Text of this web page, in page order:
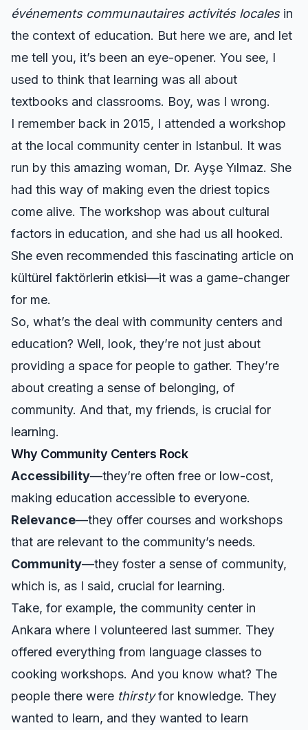
événements communautaires activités localesin
the context of education. But here we are, and let
me tell you, it’s been an eye-opener. You see, I
used to think that learning was all about
textbooks and classrooms. Boy, was I wrong.
I remember back in 2015, I attended a workshop
at the local community center in Istanbul. It was
run by this amazing woman, Dr. Ayşe Yılmaz. She
had this way of making even the driest topics
come alive. The workshop was about cultural
factors in education, and she had us all hooked.
She even recommended this fascinating article on
kültürel faktörlerin etkisi—it was a game-changer
for me.
So, what’s the deal with community centers and
education? Well, look, they’re not just about
providing a space for people to gather. They’re
about creating a sense of belonging, of
community. And that, my friends, is crucial for
learning.
Why Community Centers Rock
Accessibility—they’re often free or low-cost,
making education accessible to everyone.
Relevance—they offer courses and workshops
that are relevant to the community’s needs.
Community—they foster a sense of community,
which is, as I said, crucial for learning.
Take, for example, the community center in
Ankara where I volunteered last summer. They
offered everything from language classes to
cooking workshops. And you know what? The
people there were thirstyfor knowledge. They
wanted to learn, and they wanted to learn